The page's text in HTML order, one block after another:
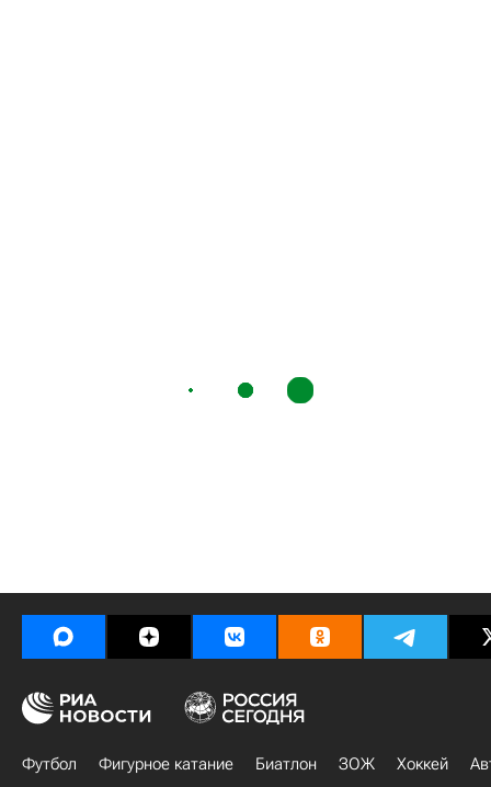
Футбол Фигурное катание Биатлон ЗОЖ Хоккей